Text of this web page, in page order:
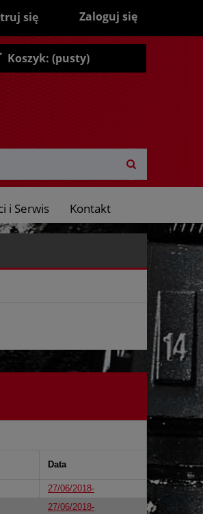
się Zaloguj się
Koszyk: (pusty)
i Serwis Kontakt
Data
27/06/2018-
27/06/2018-